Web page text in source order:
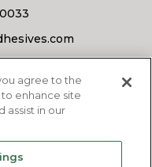
agree to the
enhance site
assist in our